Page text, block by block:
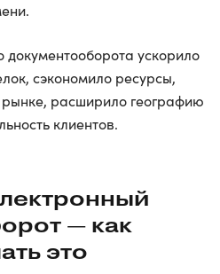
документооборота ускорило
сэкономило ресурсы,
расширило географию
клиентов.
— как
это